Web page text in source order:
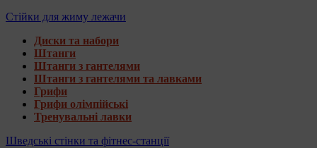
Стійки для жиму лежачи
Диски та набори
Штанги
Штанги з гантелями
Штанги з гантелями та лавками
Грифи
Грифи олімпійські
Тренувальні лавки
Шведські стінки та фітнес-станції